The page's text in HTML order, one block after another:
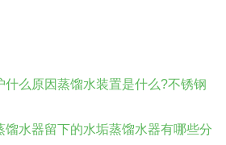
什么原因蒸馏水装置是什么?不锈钢
馏水器留下的水垢蒸馏水器有哪些分